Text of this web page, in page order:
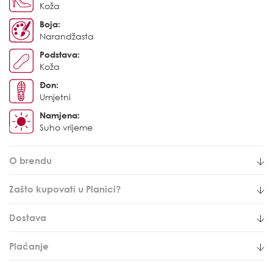
Koža
Boja:
Narandžasta
Podstava:
Koža
Đon:
Umjetni
Namjena:
Suho vrijeme
O brendu
Zašto kupovati u Planici?
Dostava
Plaćanje